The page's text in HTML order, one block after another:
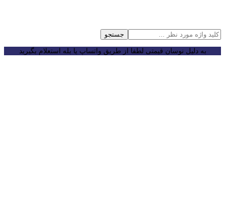
جستجو
به دلیل نوسان قیمتی لطفا از طریق واتساپ یا بله استعلام بگیرید